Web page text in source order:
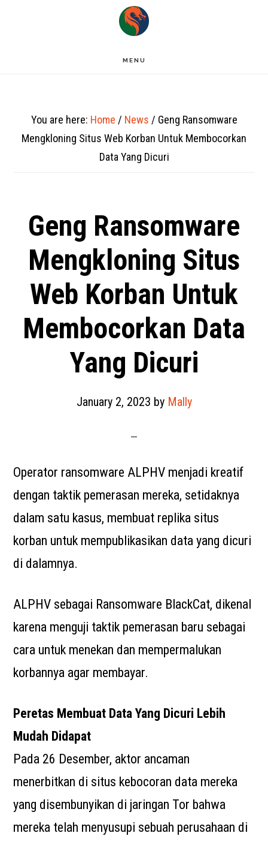
MENU
You are here: Home / News / Geng Ransomware
Mengkloning Situs Web Korban Untuk Membocorkan
Data Yang Dicuri
Geng Ransomware
Mengkloning Situs
Web Korban Untuk
Membocorkan Data
Yang Dicuri
January 2, 2023 by Mally
Operator ransomware ALPHV menjadi kreatif
dengan taktik pemerasan mereka, setidaknya
dalam satu kasus, membuat replika situs
korban untuk mempublikasikan data yang dicuri
di dalamnya.
ALPHV sebagai Ransomware BlackCat, dikenal
karena menguji taktik pemerasan baru sebagai
cara untuk menekan dan mempermalukan
korbannya agar membayar.
Peretas Membuat Data Yang Dicuri Lebih
Mudah Didapat
Pada 26 Desember, aktor ancaman
menerbitkan di situs kebocoran data mereka
yang disembunyikan di jaringan Tor bahwa
mereka telah menyusupi sebuah perusahaan di